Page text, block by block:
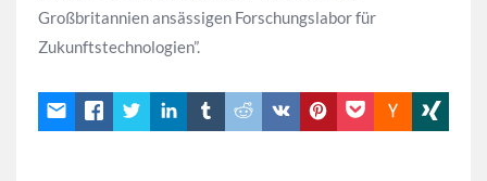
Großbritannien ansässigen Forschungslabor für
Zukunftstechnologien”.